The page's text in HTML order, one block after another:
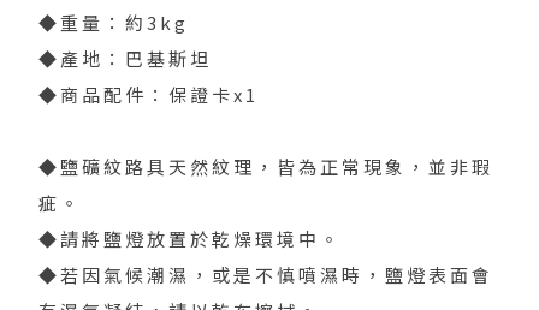
◆重量：約3kg
◆產地：巴基斯坦
◆商品配件：保證卡x1
◆鹽礦紋路具天然紋理，皆為正常現象，並非瑕
疵。
◆請將鹽燈放置於乾燥環境中。
◆若因氣候潮濕，或是不慎噴濕時，鹽燈表面會